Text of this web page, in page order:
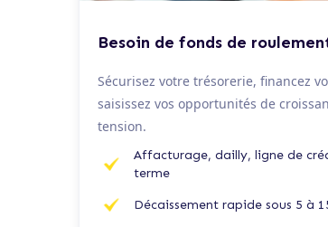
Besoin de fonds de
Sécurisez votre trésorerie, financez
saisissez vos opportunités de
tension.
Affacturage, dailly, ligne de
terme
Décaissement rapide sous 5 à